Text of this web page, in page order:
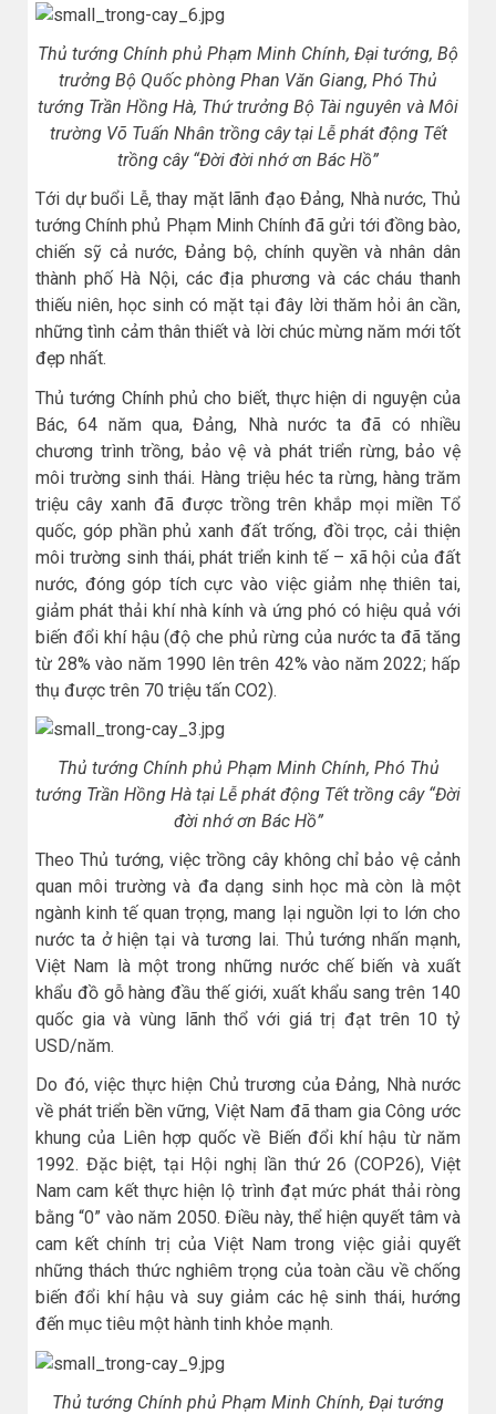
Thủ tướng Chính phủ Phạm Minh Chính, Đại tướng, Bộ
trưởng Bộ Quốc phòng Phan Văn Giang, Phó Thủ
tướng Trần Hồng Hà, Thứ trưởng Bộ Tài nguyên và Môi
trường Võ Tuấn Nhân trồng cây tại Lễ phát động Tết
trồng cây “Đời đời nhớ ơn Bác Hồ”
Tới dự buổi Lễ, thay mặt lãnh đạo Đảng, Nhà nước, Thủ
tướng Chính phủ Phạm Minh Chính đã gửi tới đồng bào,
chiến sỹ cả nước, Đảng bộ, chính quyền và nhân dân
thành phố Hà Nội, các địa phương và các cháu thanh
thiếu niên, học sinh có mặt tại đây lời thăm hỏi ân cần,
những tình cảm thân thiết và lời chúc mừng năm mới tốt
đẹp nhất.
Thủ tướng Chính phủ cho biết, thực hiện di nguyện của
Bác, 64 năm qua, Đảng, Nhà nước ta đã có nhiều
chương trình trồng, bảo vệ và phát triển rừng, bảo vệ
môi trường sinh thái. Hàng triệu héc ta rừng, hàng trăm
triệu cây xanh đã được trồng trên khắp mọi miền Tổ
quốc, góp phần phủ xanh đất trống, đồi trọc, cải thiện
môi trường sinh thái, phát triển kinh tế – xã hội của đất
nước, đóng góp tích cực vào việc giảm nhẹ thiên tai,
giảm phát thải khí nhà kính và ứng phó có hiệu quả với
biến đổi khí hậu (độ che phủ rừng của nước ta đã tăng
từ 28% vào năm 1990 lên trên 42% vào năm 2022; hấp
thụ được trên 70 triệu tấn CO2).
Thủ tướng Chính phủ Phạm Minh Chính, Phó Thủ
tướng Trần Hồng Hà tại Lễ phát động Tết trồng cây “Đời
đời nhớ ơn Bác Hồ”
Theo Thủ tướng, việc trồng cây không chỉ bảo vệ cảnh
quan môi trường và đa dạng sinh học mà còn là một
ngành kinh tế quan trọng, mang lại nguồn lợi to lớn cho
nước ta ở hiện tại và tương lai. Thủ tướng nhấn mạnh,
Việt Nam là một trong những nước chế biến và xuất
khẩu đồ gỗ hàng đầu thế giới, xuất khẩu sang trên 140
quốc gia và vùng lãnh thổ với giá trị đạt trên 10 tỷ
USD/năm.
Do đó, việc thực hiện Chủ trương của Đảng, Nhà nước
về phát triển bền vững, Việt Nam đã tham gia Công ước
khung của Liên hợp quốc về Biến đổi khí hậu từ năm
1992. Đặc biệt, tại Hội nghị lần thứ 26 (COP26), Việt
Nam cam kết thực hiện lộ trình đạt mức phát thải ròng
bằng “0” vào năm 2050. Điều này, thể hiện quyết tâm và
cam kết chính trị của Việt Nam trong việc giải quyết
những thách thức nghiêm trọng của toàn cầu về chống
biến đổi khí hậu và suy giảm các hệ sinh thái, hướng
đến mục tiêu một hành tinh khỏe mạnh.
Thủ tướng Chính phủ Phạm Minh Chính, Đại tướng